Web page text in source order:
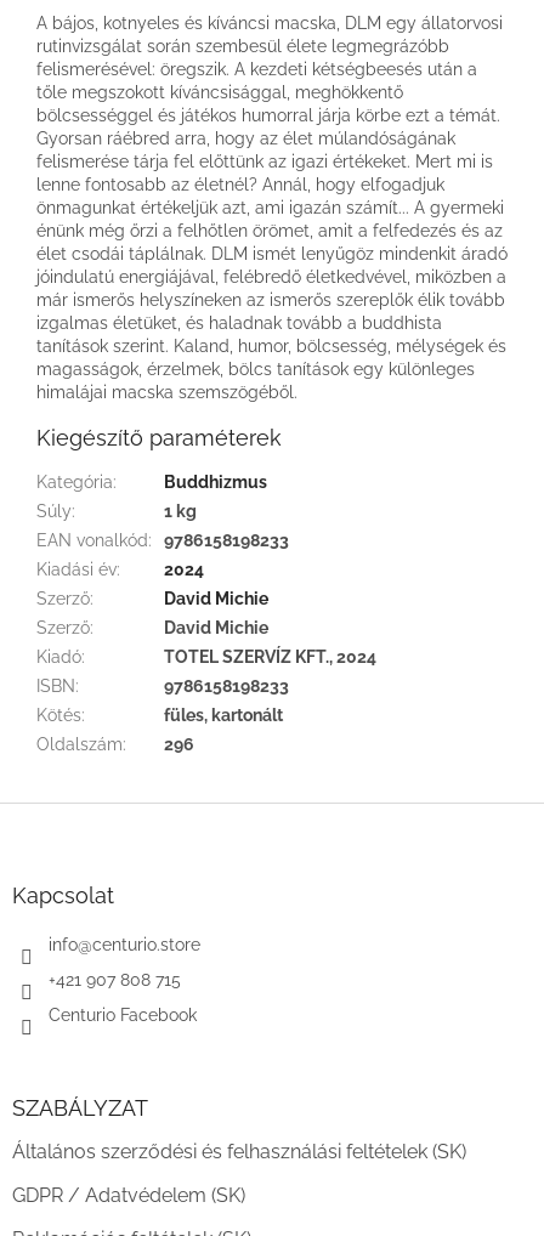
A bájos, kotnyeles és kíváncsi macska, DLM egy állatorvosi
rutinvizsgálat során szembesül élete legmegrázóbb
felismerésével: öregszik. A kezdeti kétségbeesés után a
tőle megszokott kíváncsisággal, meghökkentő
bölcsességgel és játékos humorral járja körbe ezt a témát.
Gyorsan ráébred arra, hogy az élet múlandóságának
felismerése tárja fel előttünk az igazi értékeket. Mert mi is
lenne fontosabb az életnél? Annál, hogy elfogadjuk
önmagunkat értékeljük azt, ami igazán számít... A gyermeki
énünk még őrzi a felhőtlen örömet, amit a felfedezés és az
élet csodái táplálnak. DLM ismét lenyűgöz mindenkit áradó
jóindulatú energiájával, felébredő életkedvével, miközben a
már ismerős helyszíneken az ismerős szereplők élik tovább
izgalmas életüket, és haladnak tovább a buddhista
tanítások szerint. Kaland, humor, bölcsesség, mélységek és
magasságok, érzelmek, bölcs tanítások egy különleges
himalájai macska szemszögéből.
Kiegészítő paraméterek
Kategória:
Buddhizmus
Súly:
1 kg
EAN vonalkód:
9786158198233
Kiadási év:
2024
Szerző:
David Michie
Szerző:
David Michie
Kiadó:
TOTEL SZERVÍZ KFT., 2024
ISBN:
9786158198233
Kötés:
füles, kartonált
Oldalszám: 296
Kapcsolat
info@centurio.store
+421 907 808 715
Centurio Facebook
SZABÁLYZAT
Általános szerződési és felhasználási feltételek (SK)
GDPR / Adatvédelem (SK)